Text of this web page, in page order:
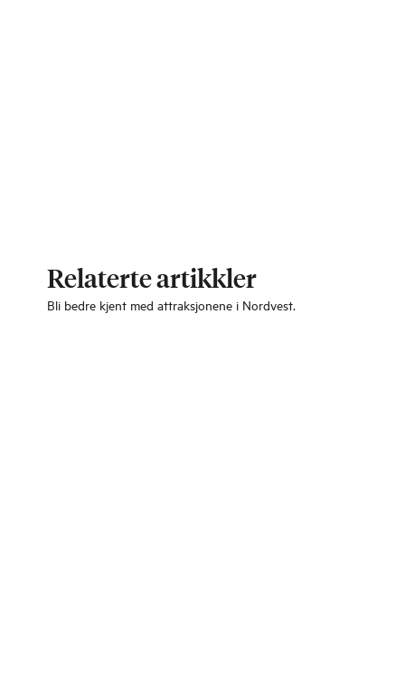
Relaterte artikkler
Bli bedre kjent med attraksjonene i Nordvest.